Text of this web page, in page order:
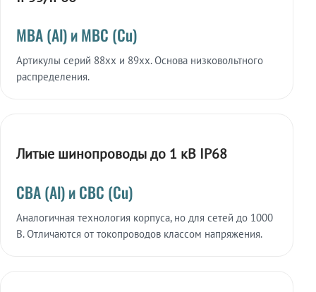
МВА (Al) и МВС (Cu)
Артикулы серий 88xx и 89xx. Основа низковольтного
распределения.
Литые шинопроводы до 1 кВ IP68
СВА (Al) и СВС (Cu)
Аналогичная технология корпуса, но для сетей до 1000
В. Отличаются от токопроводов классом напряжения.